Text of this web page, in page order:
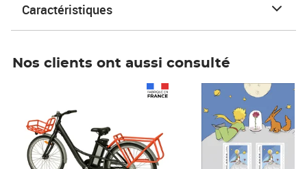
Caractéristiques
Nos clients ont aussi consulté
Prix 7,50€